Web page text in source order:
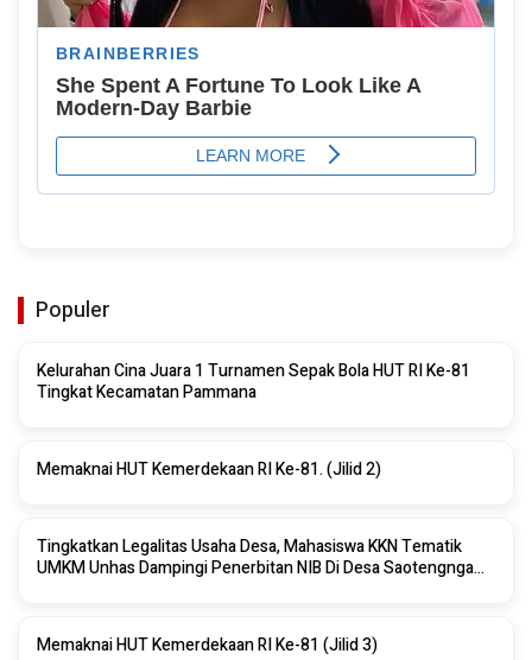
Populer
Kelurahan Cina Juara 1 Turnamen Sepak Bola HUT RI Ke-81
Tingkat Kecamatan Pammana
Memaknai HUT Kemerdekaan RI Ke-81. (Jilid 2)
Tingkatkan Legalitas Usaha Desa, Mahasiswa KKN Tematik
UMKM Unhas Dampingi Penerbitan NIB Di Desa Saotengnga
Memaknai HUT Kemerdekaan RI Ke-81 (Jilid 3)